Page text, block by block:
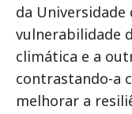
da Universidade
vulnerabilidade
climática e a
contrastando-a
melhorar a